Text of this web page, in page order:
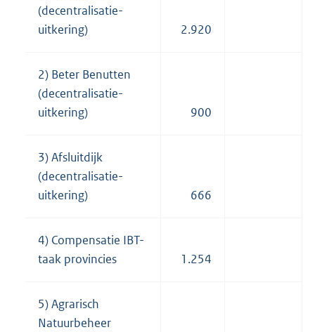
(decentralisatie-
uitkering)
2.920
2) Beter Benutten
(decentralisatie-
uitkering)
900
3) Afsluitdijk
(decentralisatie-
uitkering)
666
4) Compensatie IBT-
taak provincies
1.254
5) Agrarisch
Natuurbeheer